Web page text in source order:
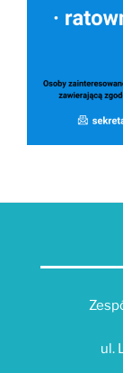
ul.